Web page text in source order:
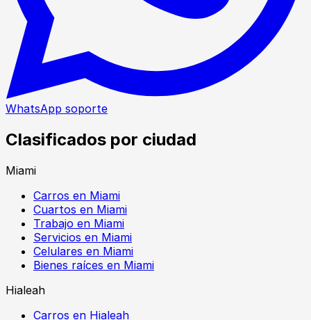
WhatsApp soporte
Clasificados por ciudad
Miami
Carros en Miami
Cuartos en Miami
Trabajo en Miami
Servicios en Miami
Celulares en Miami
Bienes raíces en Miami
Hialeah
Carros en Hialeah